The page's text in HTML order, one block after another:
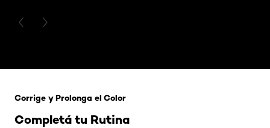
PREVIOUS CARD
NEXT CARD
Completá tu Rutina
Corrige y Prolonga el Color